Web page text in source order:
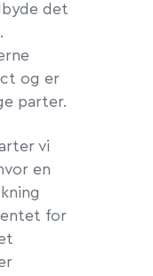
det
og er
parter.
vi
en
for